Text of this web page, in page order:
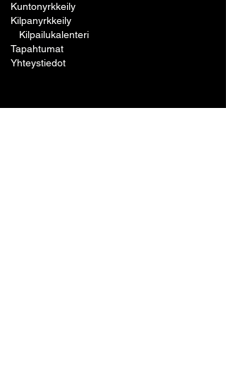
Kuntonyrkkeily
Kilpanyrkkeily
Kilpailukalenteri
Tapahtumat
Yhteystiedot